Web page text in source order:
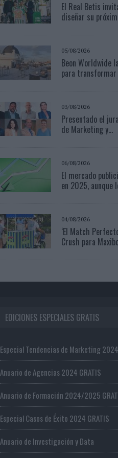
El Real Betis
diseñar su
05/08/2026
Beon Worldwide
para transformar
03/08/2026
Presentado el
de Marketing y...
06/08/2026
El mercado
en 2025, aunque
04/08/2026
‘El Match
Crush para
EDICIONES ESPECIALES GRATIS
Especial Tendencias de Marketing 2024
Anuario de Agencias 2024 GRATIS
Anuario de Formación 2024/2025
Especial Casos de Éxito 2024 GRATIS
Anuario de Investigación y Data